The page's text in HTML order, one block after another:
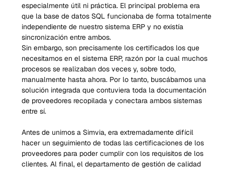
especialmente útil ni práctica. El principal problema era
que la base de datos SQL funcionaba de forma totalmente
independiente de nuestro sistema ERP y no existía
sincronización entre ambos.
Sin embargo, son precisamente los certificados los que
necesitamos en el sistema ERP, razón por la cual muchos
procesos se realizaban dos veces y, sobre todo,
manualmente hasta ahora. Por lo tanto, buscábamos una
solución integrada que contuviera toda la documentación
de proveedores recopilada y conectara ambos sistemas
entre sí.
Antes de unirnos a Simvia, era extremadamente difícil
hacer un seguimiento de todas las certificaciones de los
proveedores para poder cumplir con los requisitos de los
clientes. Al final, el departamento de gestión de calidad